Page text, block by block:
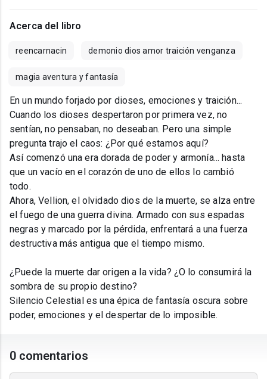
Acerca del libro
reencarnacin demonio dios amor traición venganza
magia aventura y fantasía
En un mundo forjado por dioses, emociones y traición...
Cuando los dioses despertaron por primera vez, no
sentían, no pensaban, no deseaban. Pero una simple
pregunta trajo el caos: ¿Por qué estamos aquí?
Así comenzó una era dorada de poder y armonía... hasta
que un vacío en el corazón de uno de ellos lo cambió
todo.
Ahora, Vellion, el olvidado dios de la muerte, se alza entre
el fuego de una guerra divina. Armado con sus espadas
negras y marcado por la pérdida, enfrentará a una fuerza
destructiva más antigua que el tiempo mismo.
¿Puede la muerte dar origen a la vida? ¿O lo consumirá la
sombra de su propio destino?
Silencio Celestial es una épica de fantasía oscura sobre
poder, emociones y el despertar de lo imposible.
0 comentarios